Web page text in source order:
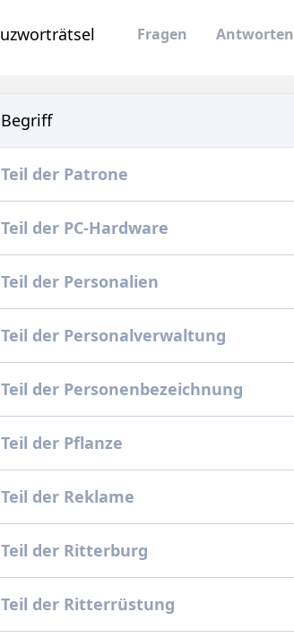
Fragen Antworten
Begriff
Teil der Patrone
Teil der PC-Hardware
Teil der Personalien
Teil der Personalverwaltung
Teil der Personenbezeichnung
Teil der Pflanze
Teil der Reklame
Teil der Ritterburg
Teil der Ritterrüstung